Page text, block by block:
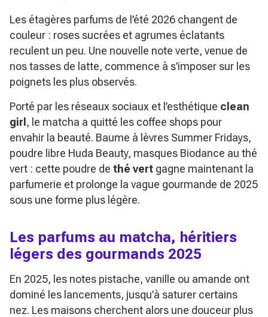
Les étagères parfums de l’été 2026 changent de
couleur : roses sucrées et agrumes éclatants
reculent un peu. Une nouvelle note verte, venue de
nos tasses de latte, commence à s’imposer sur les
poignets les plus observés.
Porté par les réseaux sociaux et l’esthétique clean
girl, le matcha a quitté les coffee shops pour
envahir la beauté. Baume à lèvres Summer Fridays,
poudre libre Huda Beauty, masques Biodance au thé
vert : cette poudre de thé vert gagne maintenant la
parfumerie et prolonge la vague gourmande de 2025
sous une forme plus légère.
Les parfums au matcha, héritiers
légers des gourmands 2025
En 2025, les notes pistache, vanille ou amande ont
dominé les lancements, jusqu’à saturer certains
nez. Les maisons cherchent alors une douceur plus